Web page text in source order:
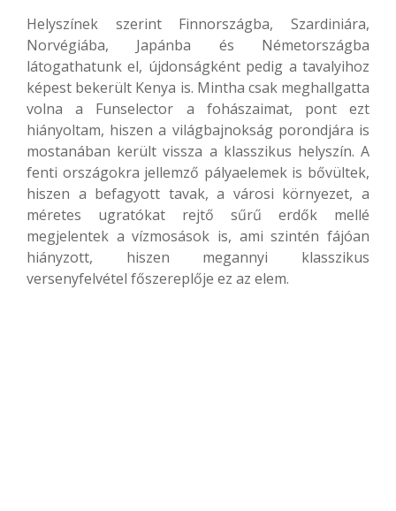
Helyszínek szerint Finnországba, Szardiniára,
Norvégiába, Japánba és Németországba
látogathatunk el, újdonságként pedig a tavalyihoz
képest bekerült Kenya is. Mintha csak meghallgatta
volna a Funselector a fohászaimat, pont ezt
hiányoltam, hiszen a világbajnokság porondjára is
mostanában került vissza a klasszikus helyszín. A
fenti országokra jellemző pályaelemek is bővültek,
hiszen a befagyott tavak, a városi környezet, a
méretes ugratókat rejtő sűrű erdők mellé
megjelentek a vízmosások is, ami szintén fájóan
hiányzott, hiszen megannyi klasszikus
versenyfelvétel főszereplője ez az elem.